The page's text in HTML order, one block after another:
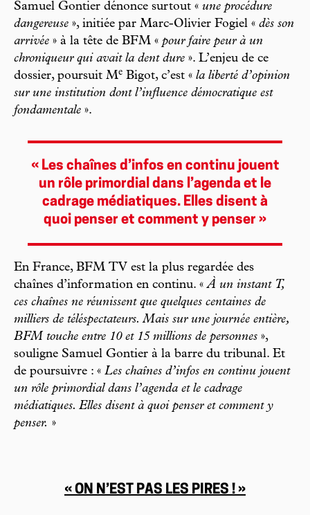
Samuel Gontier dénonce surtout « une procédure
dangereuse », initiée par Marc-Olivier Fogiel « dès son
arrivée » à la tête de BFM « pour faire peur à un
chroniqueur qui avait la dent dure ». L’enjeu de ce
dossier, poursuit Me Bigot, c’est « la liberté d’opinion
sur une institution dont l’influence démocratique est
fondamentale ».
« Les chaînes d’infos en continu jouent
un rôle primordial dans l’agenda et le
cadrage médiatiques. Elles disent à
quoi penser et comment y penser »
En France, BFM TV est la plus regardée des
chaînes d’information en continu. «À un instant T,
ces chaînes ne réunissent que quelques centaines de
milliers de téléspectateurs. Mais sur une journée entière,
BFM touche entre 10 et 15 millions de personnes »,
souligne Samuel Gontier à la barre du tribunal. Et
de poursuivre : « Les chaînes d’infos en continu jouent
un rôle primordial dans l’agenda et le cadrage
médiatiques. Elles disent à quoi penser et comment y
penser. »
« ON N’EST PAS LES PIRES ! »